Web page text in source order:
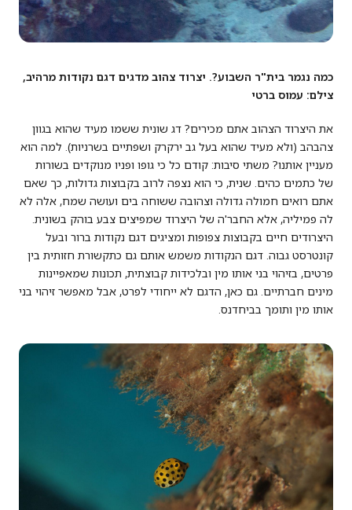
כמה נגמר בית"ר השבוע?. יצרוד צהוב מדגים דגם נקודות מרהיב,
צילם: עמוס ברטי
את היצרוד הצהוב אתם מכירים? דג שונית ששמו מעיד שהוא בגוון
צהבהב (ולא מעיד שהוא בעל גב ירקרק ושפתיים בשרניות). למה הוא
מעניין אותנו? משתי סיבות: קודם כל כי גופו ופניו מנוקדים בשורות
של כתמים כהים. שנית, כי הוא נצפה לרוב בקבוצות גדולות, כך שאם
אתם רואים חמולה גדולה וצהובה ששוחה בים ועושה שמח, אלה לא
לה פמיליה, אלא החבר'ה של היצרוד שמפיצים צבע בוהק בשונית.
היצרודים חיים בקבוצות צפופות ומציגים דגם נקודות ברור ובעל
קונטרסט גבוה. דגם הנקודות משמש אותם גם כתקשורת חזותית בין
פרטים, בזיהוי בני אותו מין ובלכידות קבוצתית, תכונות שמאפיינות
מינים חברתיים. גם כאן, הדגם לא ייחודי לפרט, אבל מאפשר זיהוי בני
אותו מין ותומך בביחדנס.